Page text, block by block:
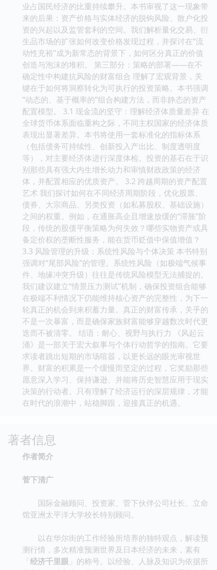
业占国民经济的比重持续攀升。本书审视了这一现象带
来的后果：资产价格与实体经济的脱钩风险、散户化投
资的兴起以及监管套利的空间。我们解析量化交易、衍
生品市场的扩张如何改变价格发现过程，并探讨在“流
动性充裕”成为新常态的背景下，如何区分真正的价值
创造与泡沫的堆积。 第三部分：策略的部署——在不
确定性中构建抗风险的财富组合 理解了宏观背景，关
键在于如何将洞察转化为可执行的投资策略。本书强调
“动态的、基于概率的”组合构建方法，而非静态的资产
配置模型。 3.1 现金流的坚守：理解经济体质量差异 在
全球货币体系面临重构之际，不同主权国家的经济体质
表现出显著差异。本书将使用一套标准化的指标体系
（包括债务可持续性、创新投入产出比、制度透明度
等），对主要经济体进行深度体检。投资的基石在于识
别那些具有强大内生增长动力和审慎财政政策的经济
体，并配置相应的优质资产。 3.2 跨越周期的资产配置
艺术 我们探讨如何在不同经济周期阶段，优化股票、
债券、大宗商品、另类投资（如私募股权、基础设施）
之间的权重。例如，在通胀高企且增速放缓的“滞胀”阶
段，传统的股债平衡策略为何失效？哪些实物资产或具
备定价权的垄断性服务，能在货币贬值中保值增值？
3.3 风险管理的升级：系统性风险与个体决策 本书特别
强调对“尾部风险”的管理。系统性风险（如极端气候事
件、地缘冲突升级）往往是传统风险模型无法捕捉的。
我们建议建立“情景压力测试”机制，确保投资组合能够
在极端不利情况下仍能维持核心资产的完整性，为下一
轮真正的机会到来积蓄力量。真正的财富传承，关乎的
不是一次暴富，而是确保家族财富能够穿越数次时代更
迭而不被清零。 结语：耐心、视野与执行力 《风起云
涌》是一部关于宏大叙事与个体行动哲学的指南。它要
求读者跳出短期的市场喧嚣，以更长远的眼光审视世
界。财富的积累是一个缓慢而坚定的过程，它奖励那些
愿意深入学习、保持谦逊、并能将历史智慧应用于现实
决策的行动者。只有理解了经济运行的深层规律，才能
在时代的浪潮中，站稳脚跟，迎接真正的机遇。
著者信息
作者简介
菅下清广
国际金融顾问、投资家、菅下伙伴公司社长、立命
馆亚洲太平洋大学校长特别顾问。
以在华尔街的工作经验所培养的独特观点，解读预
测行情，多次精准预测世界及日本经济的未来，素有
「经济千里眼 」的称号。以经验、人脉及知识为依据所